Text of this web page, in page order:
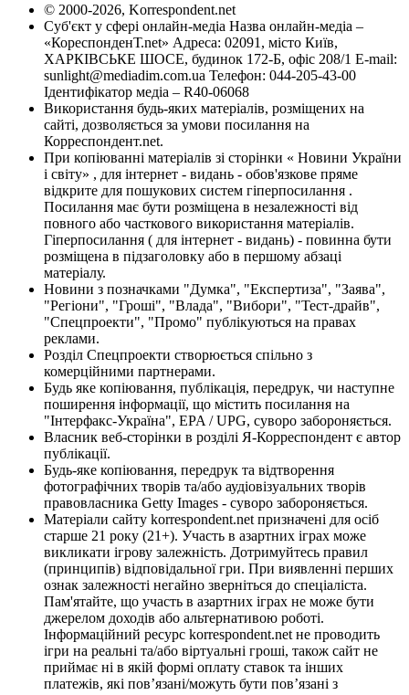
© 2000-2026, Korrespondent.net
Суб'єкт у сфері онлайн-медіа Назва онлайн-медіа –
«КореспонденТ.net» Адреса: 02091, місто Київ,
ХАРКІВСЬКЕ ШОСЕ, будинок 172-Б, офіс 208/1 E-mail:
sunlight@mediadim.com.ua Телефон: 044-205-43-00
Ідентифікатор медіа – R40-06068
Використання будь-яких матеріалів, розміщених на
сайті, дозволяється за умови посилання на
Корреспондент.net.
При копіюванні матеріалів зі сторінки « Новини України
і світу» , для інтернет - видань - обов'язкове пряме
відкрите для пошукових систем гіперпосилання .
Посилання має бути розміщена в незалежності від
повного або часткового використання матеріалів.
Гіперпосилання ( для інтернет - видань) - повинна бути
розміщена в підзаголовку або в першому абзаці
матеріалу.
Новини з позначками "Думка", "Експертиза", "Заява",
"Регіони", "Гроші", "Влада", "Вибори", "Тест-драйв",
"Спецпроекти", "Промо" публікуються на правах
реклами.
Розділ Спецпроекти створюється спільно з
комерційними партнерами.
Будь яке копіювання, публікація, передрук, чи наступне
поширення інформації, що містить посилання на
"Інтерфакс-Україна", EPA / UPG, суворо забороняється.
Власник веб-сторінки в розділі Я-Корреспондент є автор
публікації.
Будь-яке копіювання, передрук та відтворення
фотографічних творів та/або аудіовізуальних творів
правовласника Getty Images - суворо забороняється.
Матеріали сайту korrespondent.net призначені для осіб
старше 21 року (21+). Участь в азартних іграх може
викликати ігрову залежність. Дотримуйтесь правил
(принципів) відповідальної гри. При виявленні перших
ознак залежності негайно зверніться до спеціаліста.
Пам'ятайте, що участь в азартних іграх не може бути
джерелом доходів або альтернативою роботі.
Інформаційний ресурс korrespondent.net не проводить
ігри на реальні та/або віртуальні гроші, також сайт не
приймає ні в якій формі оплату ставок та інших
платежів, які пов’язані/можуть бути пов’язані з